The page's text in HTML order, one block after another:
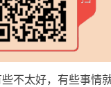
些不太好，有些事情